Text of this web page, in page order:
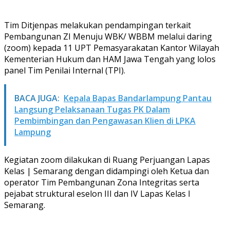
Tim Ditjenpas melakukan pendampingan terkait
Pembangunan ZI Menuju WBK/ WBBM melalui daring
(zoom) kepada 11 UPT Pemasyarakatan Kantor Wilayah
Kementerian Hukum dan HAM Jawa Tengah yang lolos
panel Tim Penilai Internal (TPI).
BACA JUGA: Kepala Bapas Bandarlampung Pantau
Langsung Pelaksanaan Tugas PK Dalam
Pembimbingan dan Pengawasan Klien di LPKA
Lampung
Kegiatan zoom dilakukan di Ruang Perjuangan Lapas
Kelas | Semarang dengan didampingi oleh Ketua dan
operator Tim Pembangunan Zona Integritas serta
pejabat struktural eselon III dan IV Lapas Kelas I
Semarang.